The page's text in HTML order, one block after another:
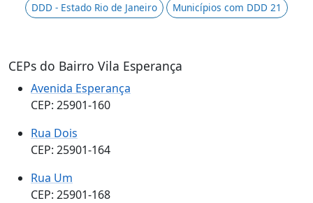
DDD - Estado Rio de Janeiro Municípios com DDD 21
CEPs do Bairro Vila Esperança
Avenida Esperança
CEP: 25901-160
Rua Dois
CEP: 25901-164
Rua Um
CEP: 25901-168